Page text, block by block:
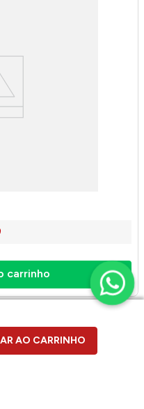
AO CARRINHO
LM3917PET -
carrinho